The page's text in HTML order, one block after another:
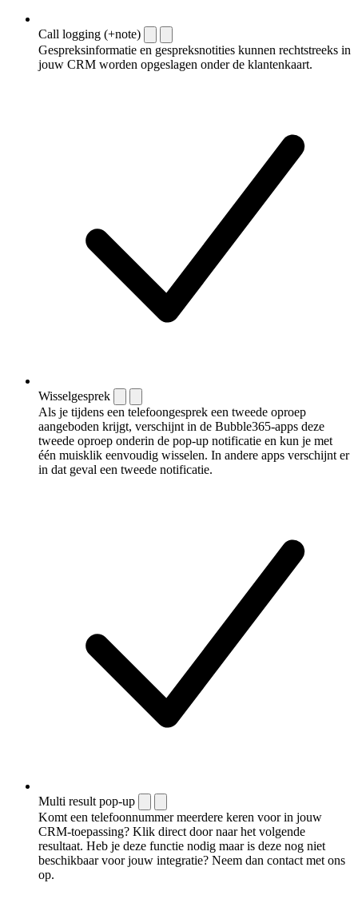
Call logging (+note)
Gespreksinformatie en gespreksnotities kunnen rechtstreeks in
jouw CRM worden opgeslagen onder de klantenkaart.
Wisselgesprek
Als je tijdens een telefoongesprek een tweede oproep
aangeboden krijgt, verschijnt in de Bubble365-apps deze
tweede oproep onderin de pop-up notificatie en kun je met
één muisklik eenvoudig wisselen. In andere apps verschijnt er
in dat geval een tweede notificatie.
Multi result pop-up
Komt een telefoonnummer meerdere keren voor in jouw
CRM-toepassing? Klik direct door naar het volgende
resultaat. Heb je deze functie nodig maar is deze nog niet
beschikbaar voor jouw integratie? Neem dan contact met ons
op.